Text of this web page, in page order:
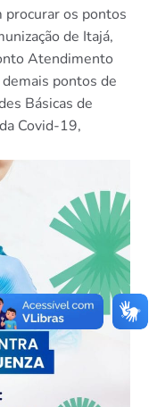
procurar os pontos
de Itajá,
Atendimento
pontos de
Básicas de
Covid-19,